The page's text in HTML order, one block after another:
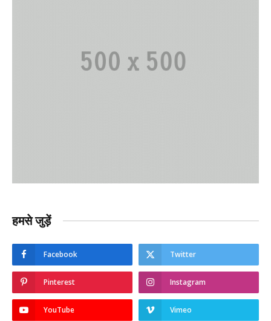
हमसे जुड़ें
Facebook Twitter
Pinterest Instagram
YouTube Vimeo